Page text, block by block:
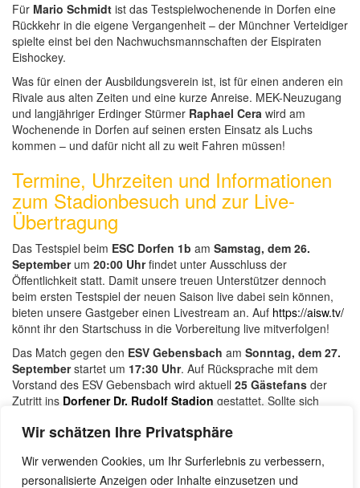
Wir schätzen Ihre Privatsphäre
Wir verwenden Cookies, um Ihr Surferlebnis zu verbessern,
personalisierte Anzeigen oder Inhalte einzusetzen und
Für Mario Schmidt ist das Testspielwochenende in Dorfen eine
Rückkehr in die eigene Vergangenheit – der Münchner Verteidiger
spielte einst bei den Nachwuchsmannschaften der Eispiraten
Eishockey.
Was für einen der Ausbildungsverein ist, ist für einen anderen ein
Rivale aus alten Zeiten und eine kurze Anreise. MEK-Neuzugang
und langjähriger Erdinger Stürmer Raphael Cera wird am
Wochenende in Dorfen auf seinen ersten Einsatz als Luchs
kommen – und dafür nicht all zu weit Fahren müssen!
Termine, Uhrzeiten und Informationen
zum Stadionbesuch und zur Live-
Übertragung
Das Testspiel beim ESC Dorfen 1b am Samstag, dem 26.
Septemberum 20:00 Uhrfindet unter Ausschluss der
Öffentlichkeit statt. Damit unsere treuen Unterstützer dennoch
beim ersten Testspiel der neuen Saison live dabei sein können,
bieten unsere Gastgeber einen Livestream an. Auf https://aisw.tv/
könnt ihr den Startschuss in die Vorbereitung live mitverfolgen!
Das Match gegen den ESV Gebensbach am Sonntag, dem 27.
Septemberstartet um 17:30 Uhr. Auf Rücksprache mit dem
Vorstand des ESV Gebensbach wird aktuell 25 Gästefans der
Zutritt ins Dorfener Dr. Rudolf Stadion gestattet. Sollte sich
Wir freuen uns über jeden Zuschauer, der die Mannschaft
Einhaltung der vor Ort geltenden Hygienebestimmungen.